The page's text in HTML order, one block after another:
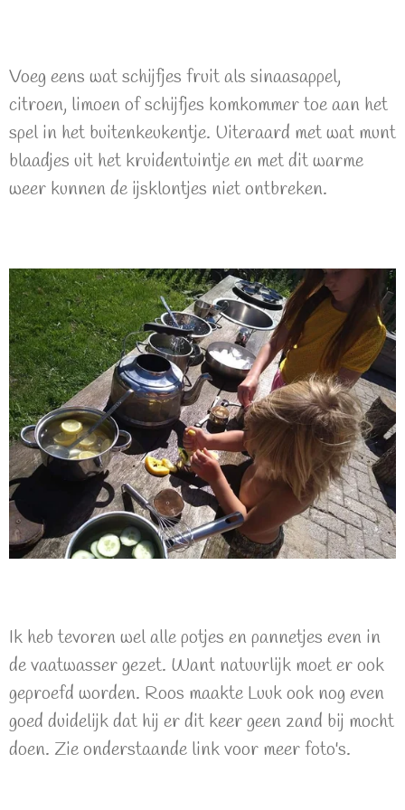
Voeg eens wat schijfjes fruit als sinaasappel,
citroen, limoen of schijfjes komkommer toe aan het
spel in het buitenkeukentje. Uiteraard met wat munt
blaadjes uit het kruidentuintje en met dit warme
weer kunnen de ijsklontjes niet ontbreken.
Ik heb tevoren wel alle potjes en pannetjes even in
de vaatwasser gezet. Want natuurlijk moet er ook
geproefd worden. Roos maakte Luuk ook nog even
goed duidelijk dat hij er dit keer geen zand bij mocht
doen. Zie onderstaande link voor meer foto's.